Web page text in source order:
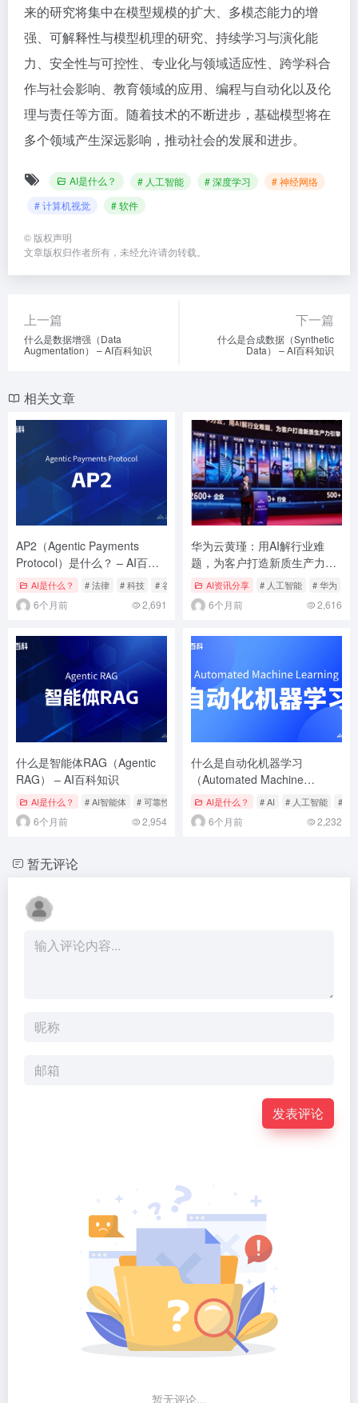
来的研究将集中在模型规模的扩大、多模态能力的增
强、可解释性与模型机理的研究、持续学习与演化能
力、安全性与可控性、专业化与领域适应性、跨学科合
作与社会影响、教育领域的应用、编程与自动化以及伦
理与责任等方面。随着技术的不断进步，基础模型将在
多个领域产生深远影响，推动社会的发展和进步。
AI是什么？ # 人工智能 # 深度学习
# 神经网络
# 计算机视觉
# 软件
© 版权声明
文章版权归作者所有，未经允许请勿转载。
上一篇
什么是数据增强（Data
Augmentation） – AI百科知识
下一篇
什么是合成数据（Synthetic
Data） – AI百科知识
相关文章
AP2（Agentic Payments
Protocol）是什么？ – AI百科
知识AI是什么？ # 法律 # 科技 # 谷歌
6个月前 2,691
华为云黄瑾：用AI解行业难
题，为客户打造新质生产力引
擎 AI资讯分享 # 人工智能 # 华为
6个月前 2,616
什么是智能体RAG（Agentic
RAG） – AI百科知识
AI是什么？ # AI智能体 # 可靠性 # 大模型
6个月前 2,954
什么是自动化机器学习
（Automated Machine
Learning, AutoML） – AI百科
知识1
AI是什么？ # AI # 人工智能 # 机
6个月前 2,232
暂无评论
发表评论
暂无评论...